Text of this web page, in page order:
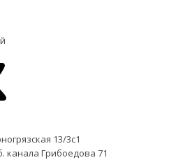
13/3с1
канала Грибоедова 71